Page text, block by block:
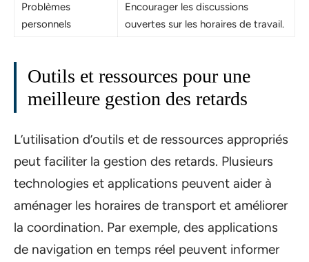
Problèmes
personnels
Encourager les discussions
ouvertes sur les horaires de travail.
Outils et ressources pour une
meilleure gestion des retards
L’utilisation d’outils et de ressources appropriés
peut faciliter la gestion des retards. Plusieurs
technologies et applications peuvent aider à
aménager les horaires de transport et améliorer
la coordination. Par exemple, des applications
de navigation en temps réel peuvent informer